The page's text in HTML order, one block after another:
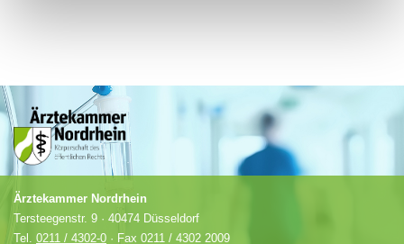
Ärztekammer Nordrhein
Tersteegenstr. 9 · 40474 Düsseldorf
Tel. 0211 / 4302-0 · Fax 0211 / 4302 2009